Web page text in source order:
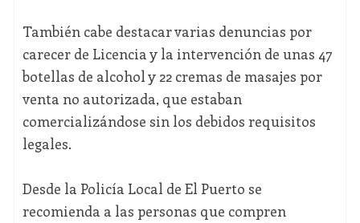
También cabe destacar varias denuncias por
carecer de Licencia y la intervención de unas 47
botellas de alcohol y 22 cremas de masajes por
venta no autorizada, que estaban
comercializándose sin los debidos requisitos
legales.
Desde la Policía Local de El Puerto se
recomienda a las personas que compren